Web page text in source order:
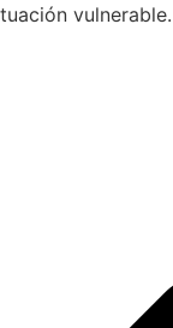
vulnerable.